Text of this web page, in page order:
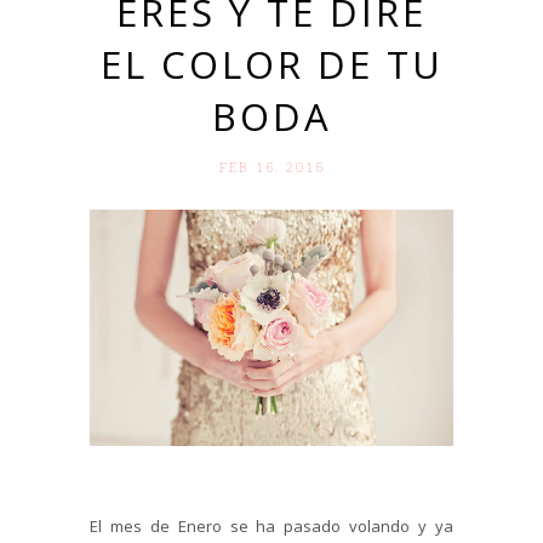
ERES Y TE DIRÉ
EL COLOR DE TU
BODA
FEB 16. 2016
El mes de Enero se ha pasado volando y ya